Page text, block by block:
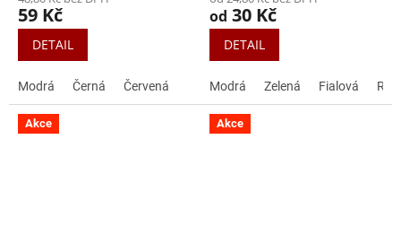
59 Kč
DETAIL
Modrá Černá Červená
od 30 Kč
DETAIL
Modrá Zelená Fialová
Akce Akce